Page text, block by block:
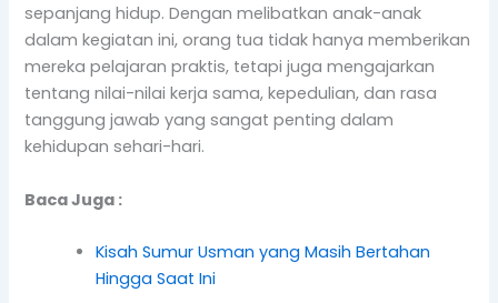
sepanjang hidup. Dengan melibatkan anak-anak
dalam kegiatan ini, orang tua tidak hanya memberikan
mereka pelajaran praktis, tetapi juga mengajarkan
tentang nilai-nilai kerja sama, kepedulian, dan rasa
tanggung jawab yang sangat penting dalam
kehidupan sehari-hari.
Baca Juga :
Kisah Sumur Usman yang Masih Bertahan
Hingga Saat Ini